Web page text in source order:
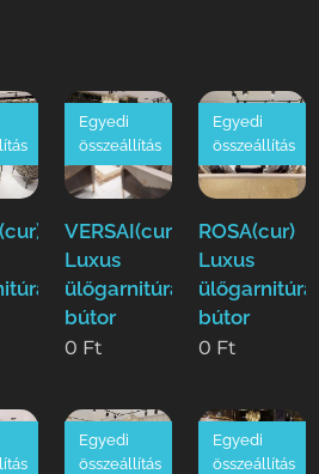
VERSAI(cur)
Luxus
ülőgarnitúra
bútor
Egyedi
összeállítás
0 Ft
ROSA(cur)
Luxus
ülőgarnitúra
bútor
Egyedi
összeállítás
0 Ft
Egyedi
összeállítás
Egyedi
összeállítás